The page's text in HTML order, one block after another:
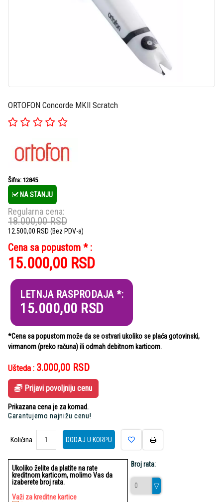
ORTOFON Concorde MKII Scratch
Šifra: 12845
NA STANJU
Regularna cena:
18.000,00RSD
12.500,00 RSD (Bez PDV-a)
Cena sa popustom * :
15.000,00 RSD
LETNJA RASPRODAJA *:
15.000,00 RSD
*Cena sa popustom može da se ostvari ukoliko se plaća gotovinski,
virmanom (preko računa) ili odmah debitnom karticom.
Ušteda : 3.000,00 RSD
Prijavi povoljniju cenu
Prikazana cena je za komad.
Garantujemo najnižu cenu!
Količina
Količina
DODAJ U KORPU
Ukoliko želite da platite na rate
kreditnom karticom, molimo Vas da
izaberete broj rata.
Važi za kreditne kartice
Broj rata: